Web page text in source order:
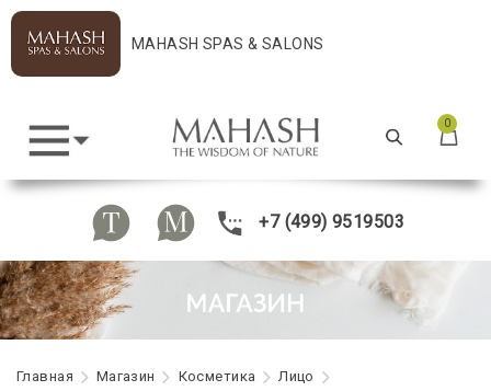
MAHASH SPAS & SALONS
0
+7 (499) 9519503
Главная Maгазин Косметика
Лицо